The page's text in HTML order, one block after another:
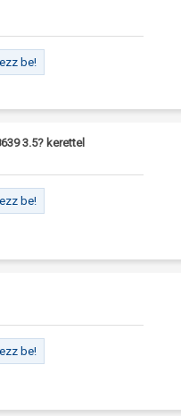
be!
3.5? kerettel
be!
be!